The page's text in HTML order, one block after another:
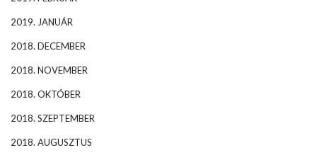
2019. JANUÁR
2018. DECEMBER
2018. NOVEMBER
2018. OKTÓBER
2018. SZEPTEMBER
2018. AUGUSZTUS